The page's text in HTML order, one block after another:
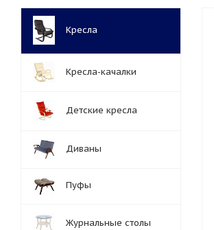
Кресла
Кресла-качалки
Детские кресла
Диваны
Пуфы
Журнальные столы